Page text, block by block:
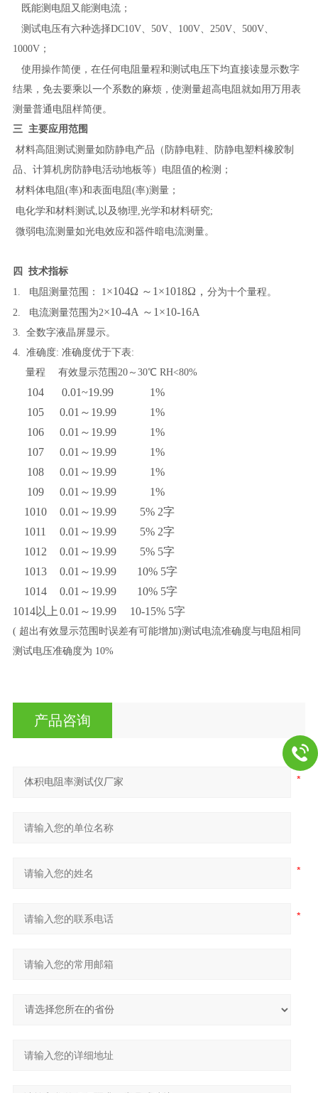
既能测电阻又能测电流；
测试电压有六种选择DC10V、 50V、 100V、 250V、 500V、
1000V；
使用操作简便，在任何电阻量程和测试电压下均直接读显示数字
结果，免去要乘以一个系数的麻烦，使测量超高电阻就如用万用表
测量普通电阻样简便。
三 主要应用范围
材料高阻测试测量如防静电产品（防静电鞋、防静电塑料橡胶制
品、计算机房防静电活动地板等）电阻值的检测；
材料体电阻(率)和表面电阻(率)测量；
电化学和材料测试, 以及物理 光学和材料研究;
微弱电流测量如光电效应和器件暗电流测量。
四 技术指标
1. 电阻测量范围： 1 ×104Ω ～ 1 ×1018Ω， 分为十个量程。
2. 电流测量范围为2×10-4A ～ 1 ×10-16A
3. 全数字液晶屏显示。
4. 准确度: 准确度优于下表:
量程
有效显示范围 20～ 30℃ RH<80%
104 0.01~19.99
1%
105 0.01 ～ 19.99
1%
106 0.01 ～ 19.99
1%
107 0.01 ～ 19.99
1%
108 0.01 ～ 19.99
1%
109 0.01 ～ 19.99
1%
1010 0.01 ～ 19.99 5% 2字
1011 0.01 ～ 19.99 5% 2字
1012 0.01 ～ 19.99 5% 5字
1013 0.01 ～ 19.99 10% 5字
1014 0.01 ～ 19.99 10% 5字
1014以上 0.01 ～ 19.99 10-15% 5字
( 超出有效显示范围时误差有可能增加)测试电流准确度与电阻相同
测试电压准确度为 10%
产品咨询